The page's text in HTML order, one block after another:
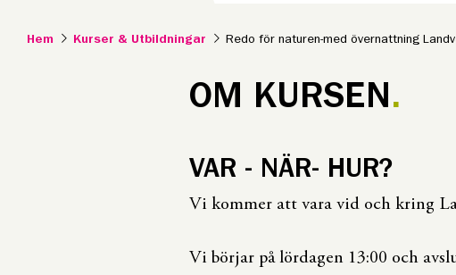
Hem Kurser & Utbildningar Redo för naturen-med övernattning
OM KURSEN
VAR - NÄR- HUR?
Vi kommer att vara vid och kring
Vi börjar på lördagen 13:00 och